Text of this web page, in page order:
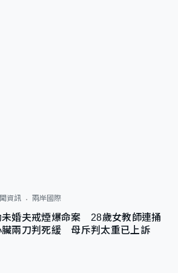
資訊 兩岸國際
未婚夫戒煙爆命案 28歲女教師連捅
臟兩刀判死緩 母斥判太重已上訴